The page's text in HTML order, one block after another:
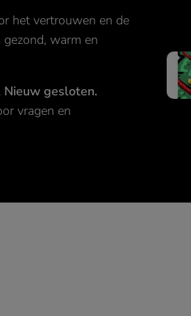
het vertrouwen en de
warm en
Nieuw gesloten.
vragen en